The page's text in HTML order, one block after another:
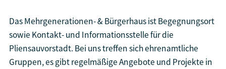
Das Mehrgenerationen- & Bürgerhaus ist Begegnungsort
sowie Kontakt- und Informationsstelle für die
Pliensauvorstadt. Bei uns treffen sich ehrenamtliche
Gruppen, es gibt regelmäßige Angebote und Projekte in